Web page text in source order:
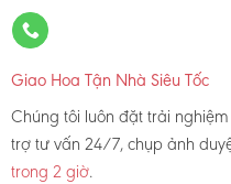
Giao Hoa Tận Nhà Siêu Tốc
Chúng tôi luôn đặt trải
trợ tư vấn 24/7, chụp ảnh
trong 2 giờ.